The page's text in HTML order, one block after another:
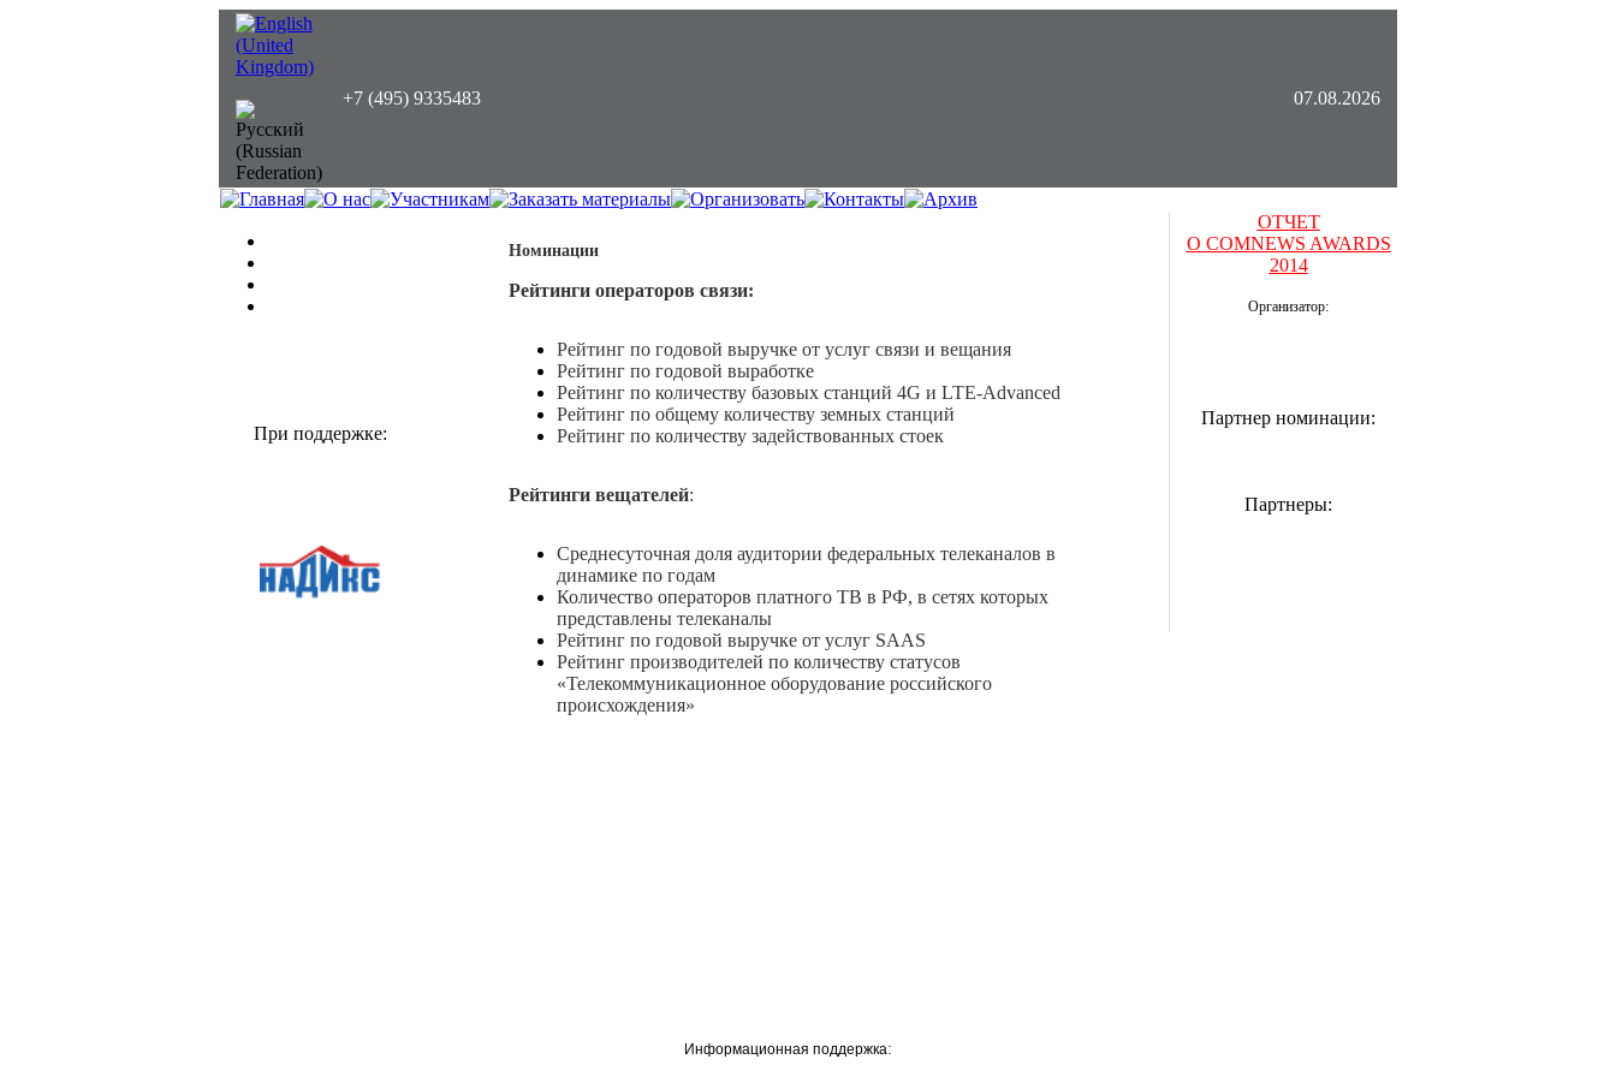
+7 (495) 9335483 07.08.2026
При поддержке:
Номинации
Рейтинги операторов связи:
Рейтинг по годовой выручке от услуг связи и вещания
Рейтинг по годовой выработке
Рейтинг по количеству базовых станций 4G и LTE-Advanced
Рейтинг по общему количеству земных станций
Рейтинг по количеству задействованных стоек
Рейтинги вещателей:
Среднесуточная доля аудитории федеральных телеканалов в
динамике по годам
Количество операторов платного ТВ в РФ, в сетях которых
представлены телеканалы
Рейтинг по годовой выручке от услуг SAAS
Рейтинг производителей по количеству статусов
«Телекоммуникационное оборудование российского
происхождения»
Информационная поддержка:
ОТЧЕТ
О COMNEWS AWARDS
2014
Организатор:
Партнер номинации:
Партнеры: